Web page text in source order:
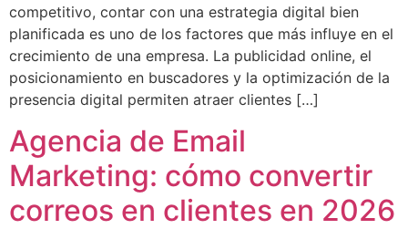
competitivo, contar con una estrategia digital bien
planificada es uno de los factores que más influye en el
crecimiento de una empresa. La publicidad online, el
posicionamiento en buscadores y la optimización de la
presencia digital permiten atraer clientes […]
Agencia de Email
Marketing: cómo convertir
correos en clientes en 2026